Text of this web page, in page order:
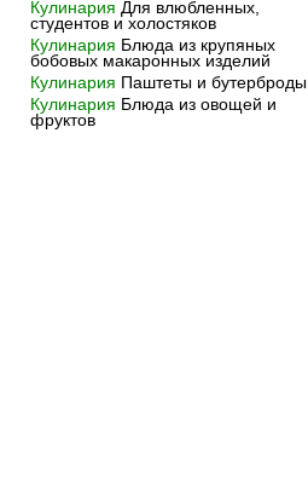
Кулинария Для влюбленных,
студентов и холостяков
Кулинария Блюда из крупяных
бобовых макаронных изделий
Кулинария Паштеты и бутерброды
Кулинария Блюда из овощей и
фруктов